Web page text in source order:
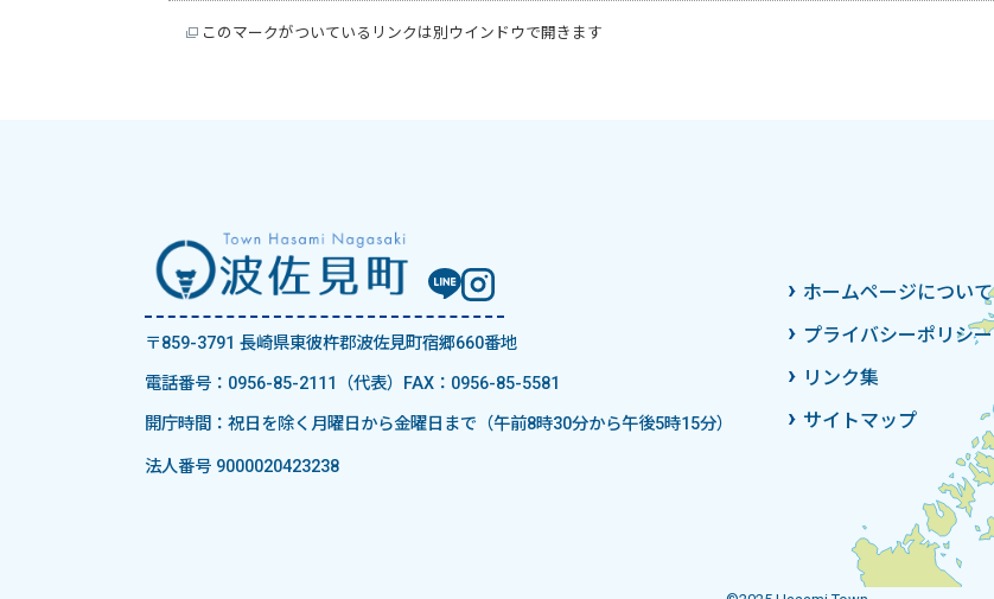
このマークがついているリンクは別ウインドウで開きます
〒859-3791 長崎県東彼杵郡波佐見町宿郷660番地
電話番号：0956-85-2111（代表）
FAX：0956-85-5581
開庁時間：祝日を除く月曜日から金曜日まで（午前8時30分から午後5時15分）
法人番号 9000020423238
ホームページについて
プライバシーポリシー
リンク集
サイトマップ